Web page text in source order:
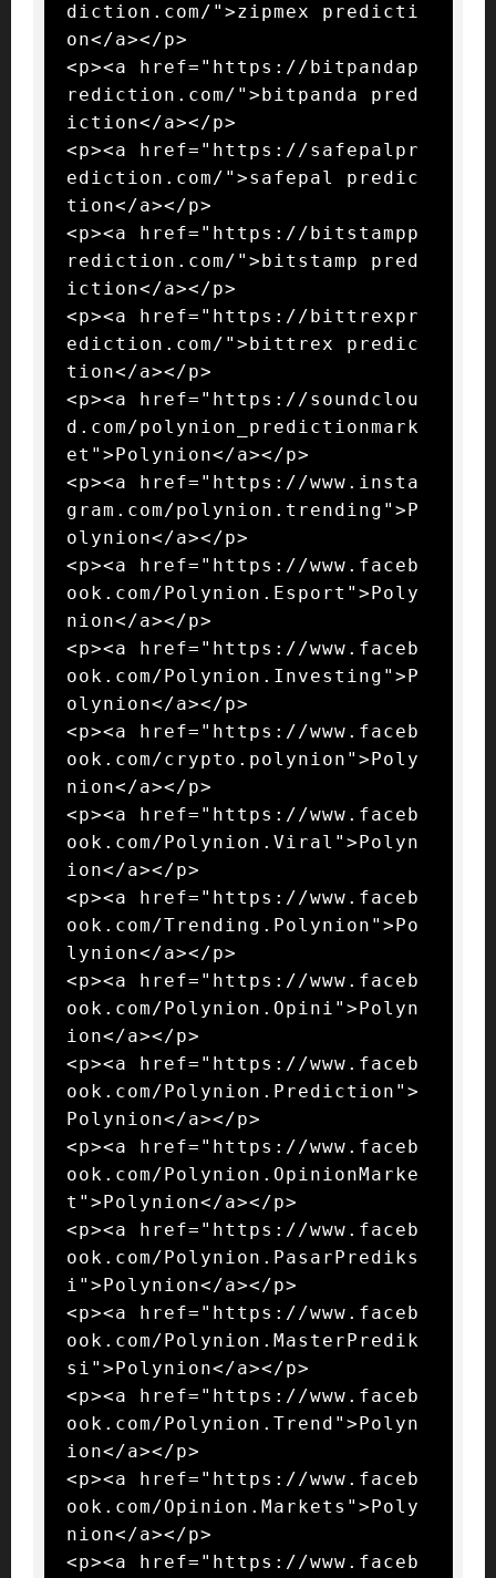
diction.com/">zipmex predicti
on</a></p>
<p><a href="https://bitpandap
rediction.com/">bitpanda pred
iction</a></p>
<p><a href="https://safepalpr
ediction.com/">safepal predic
tion</a></p>
<p><a href="https://bitstampp
rediction.com/">bitstamp pred
iction</a></p>
<p><a href="https://bittrexpr
ediction.com/">bittrex predic
tion</a></p>
<p><a href="https://soundclou
d.com/polynion_predictionmark
et">Polynion</a></p>
<p><a href="https://www.insta
gram.com/polynion.trending">P
olynion</a></p>
<p><a href="https://www.faceb
ook.com/Polynion.Esport">Poly
nion</a></p>
<p><a href="https://www.faceb
ook.com/Polynion.Investing">P
olynion</a></p>
<p><a href="https://www.faceb
ook.com/crypto.polynion">Poly
nion</a></p>
<p><a href="https://www.faceb
ook.com/Polynion.Viral">Polyn
ion</a></p>
<p><a href="https://www.faceb
ook.com/Trending.Polynion">Po
lynion</a></p>
<p><a href="https://www.faceb
ook.com/Polynion.Opini">Polyn
ion</a></p>
<p><a href="https://www.faceb
ook.com/Polynion.Prediction">
Polynion</a></p>
<p><a href="https://www.faceb
ook.com/Polynion.OpinionMarke
t">Polynion</a></p>
<p><a href="https://www.faceb
ook.com/Polynion.PasarPrediks
i">Polynion</a></p>
<p><a href="https://www.faceb
ook.com/Polynion.MasterPredik
si">Polynion</a></p>
<p><a href="https://www.faceb
ook.com/Polynion.Trend">Polyn
ion</a></p>
<p><a href="https://www.faceb
ook.com/Opinion.Markets">Poly
nion</a></p>
<p><a href="https://www.faceb